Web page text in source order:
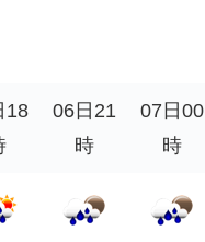
18
06日21
時
07日00
時